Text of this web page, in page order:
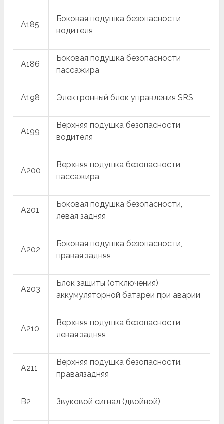
A185
Боковая подушка безопасности
водителя
A186
Боковая подушка безопасности
пассажира
A198 Электронный блок управления SRS
A199
Верхняя подушка безопасности
водителя
A200
Верхняя подушка безопасности
пассажира
A201
Боковая подушка безопасности,
левая задняя
A202
Боковая подушка безопасности,
правая задняя
A203
Блок защиты (отключения)
аккумуляторной батареи при аварии
A210
Верхняя подушка безопасности,
левая задняя
A211
Верхняя подушка безопасности,
праваязадняя
B2 Звуковой сигнал (двойной)